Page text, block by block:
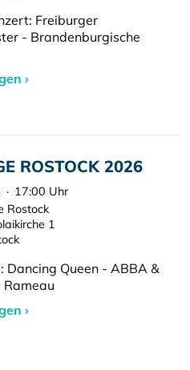
Freiburger
- Brandenburgische
›
ROSTOCK 2026
· 17:00 Uhr
Rostock
1
Dancing Queen - ABBA &
Rameau
›